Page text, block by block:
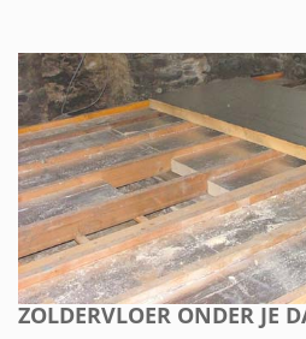
ZOLDERVLOER ONDER JE